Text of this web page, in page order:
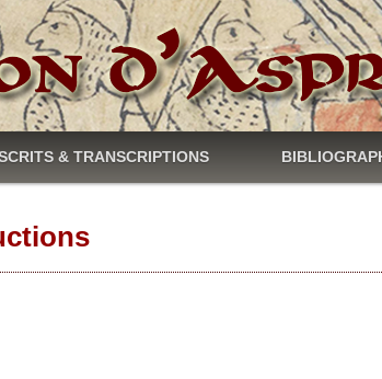
& TRANSCRIPTIONS